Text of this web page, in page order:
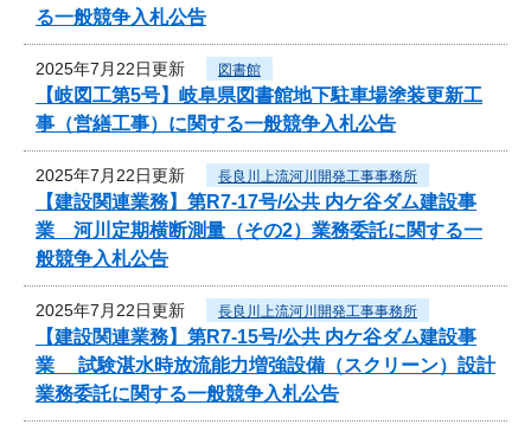
る一般競争入札公告
2025年7月22日更新 図書館
【岐図工第5号】岐阜県図書館地下駐車場塗装更新工
事（営繕工事）に関する一般競争入札公告
2025年7月22日更新 長良川上流河川開発工事事務所
【建設関連業務】第R7-17号/公共 内ケ谷ダム建設事
業 河川定期横断測量（その2）業務委託に関する一
般競争入札公告
2025年7月22日更新 長良川上流河川開発工事事務所
【建設関連業務】第R7-15号/公共 内ケ谷ダム建設事
業 試験湛水時放流能力増強設備（スクリーン）設計
業務委託に関する一般競争入札公告